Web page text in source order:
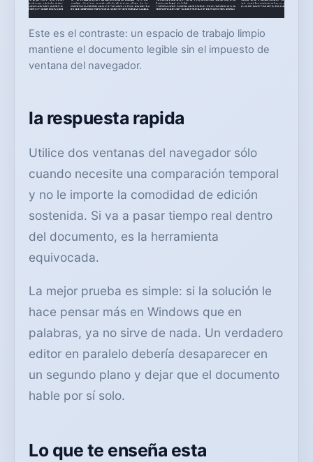
Este es el contraste: un espacio de trabajo limpio
mantiene el documento legible sin el impuesto de
ventana del navegador.
la respuesta rapida
Utilice dos ventanas del navegador sólo
cuando necesite una comparación temporal
y no le importe la comodidad de edición
sostenida. Si va a pasar tiempo real dentro
del documento, es la herramienta
equivocada.
La mejor prueba es simple: si la solución le
hace pensar más en Windows que en
palabras, ya no sirve de nada. Un verdadero
editor en paralelo debería desaparecer en
un segundo plano y dejar que el documento
hable por sí solo.
Lo que te enseña esta